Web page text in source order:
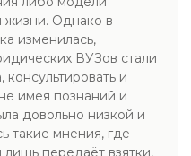
жизни. Однако в
изменилась,
ВУЗов стали
консультировать и
имея познаний и
довольно низкой и
такие мнения, где
лишь передаёт взятки,